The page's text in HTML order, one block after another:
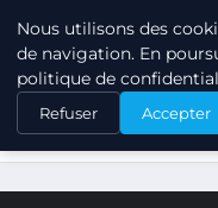
TUEZ-LES
ACCUEIL CONSEILS
Nous utilisons des
de navigation. En
politique de
Refuser Accepter